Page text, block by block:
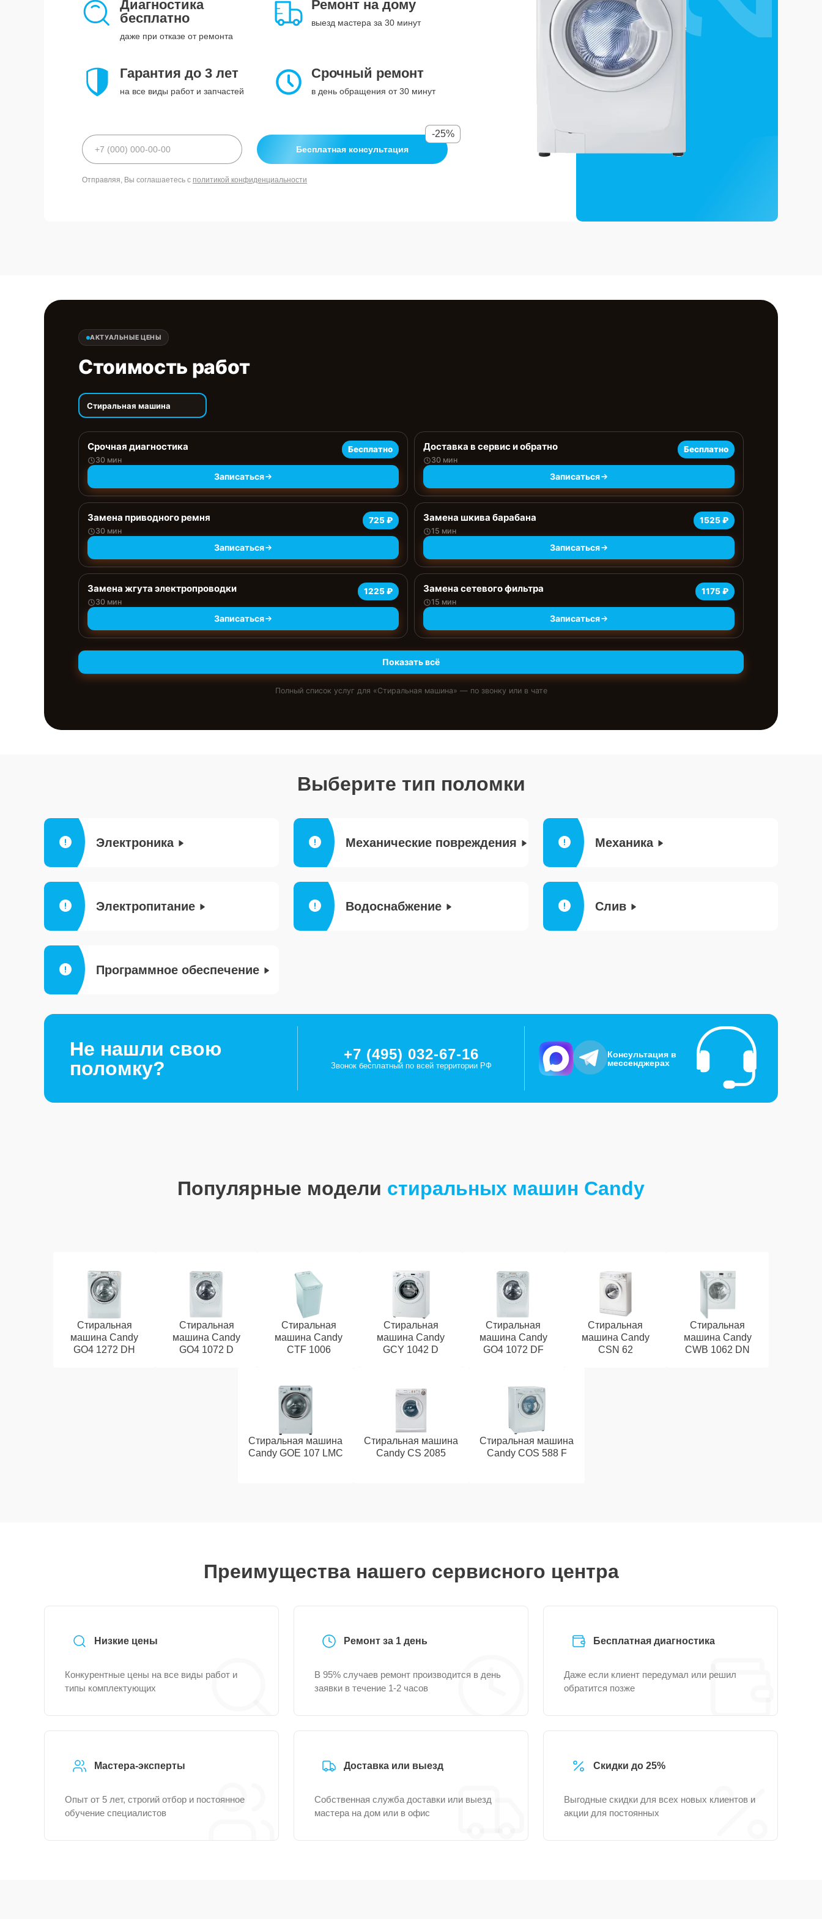
Диагностика
бесплатно
даже при отказе от ремонта
Ремонт на дому
выезд мастера за 30 минут
Гарантия до 3 лет
на все виды работ и запчастей
Срочный ремонт
в день обращения от 30 минут
Бесплатная консультация
-25%
Отправляя, Вы соглашаетесь с политикой конфиденциальности
АКТУАЛЬНЫЕ ЦЕНЫ
Стоимость работ
Стиральная машина
Срочная диагностика
30 мин
Бесплатно
Записаться
Доставка в сервис и обратно
30 мин
Бесплатно
Записаться
Замена приводного ремня
30 мин
725 ₽
Записаться
Замена шкива барабана
15 мин
1525 ₽
Записаться
Замена жгута электропроводки
30 мин
1225 ₽
Записаться
Замена сетевого фильтра
15 мин
1175 ₽
Записаться
Показать всё
Полный список услуг для «Стиральная машина» — по звонку или в чате
Выберите тип поломки
Электроника Механические повреждения Механика
Электропитание Водоснабжение Слив
Программное обеспечение
Не нашли свою
поломку?
+7 (495) 032-67-16
Звонок бесплатный по всей территории РФ
Консультация в
мессенджерах
Популярные модели стиральных машин Candy
Стиральная
машина Candy
GO4 1272 DH
Стиральная
машина Candy
GO4 1072 D
Стиральная
машина Candy
CTF 1006
Стиральная
машина Candy
GCY 1042 D
Стиральная
машина Candy
GO4 1072 DF
Стиральная
машина Candy
CSN 62
Стиральная
машина Candy
CWB 1062 DN
Стиральная машина
Candy GOE 107 LMC
Стиральная машина
Candy CS 2085
Стиральная машина
Candy COS 588 F
Преимущества нашего сервисного центра
Низкие цены
Конкурентные цены на все виды работ и
типы комплектующих
Ремонт за 1 день
В 95% случаев ремонт производится в день
заявки в течение 1-2 часов
Бесплатная диагностика
Даже если клиент передумал или решил
обратится позже
Мастера-эксперты
Опыт от 5 лет, строгий отбор и постоянное
обучение специалистов
Доставка или выезд
Собственная служба доставки или выезд
мастера на дом или в офис
Скидки до 25%
Выгодные скидки для всех новых клиентов и
акции для постоянных